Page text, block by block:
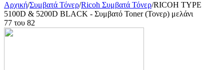
Αρχική/Συμβατά Τόνερ/Ricoh Συμβατά Τόνερ/RICOH TYPE
5100D & 5200D BLACK - Συμβατό Toner (Τονερ) μελάνι
77 του 82